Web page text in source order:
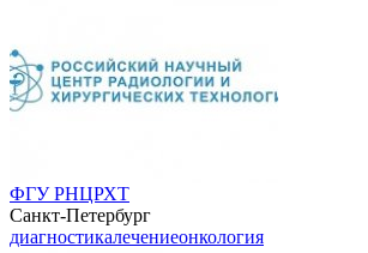
ФГУ РНЦРХТ
Санкт-Петербург
диагностикалечениеонкология